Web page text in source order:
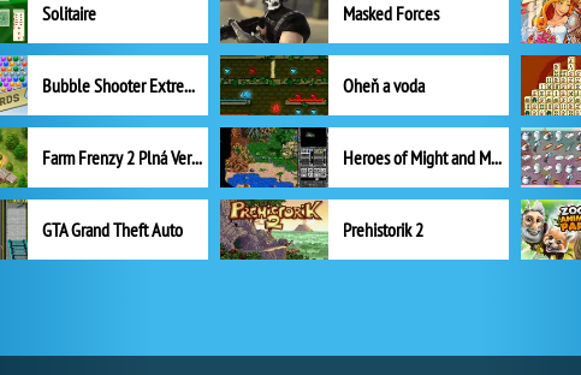
Solitaire Masked Forces
Bubble Shooter Extreme Oheň a voda
Farm Frenzy 2 Plná Verze Heroes of Might and Magic II
GTA Grand Theft Auto Prehistorik 2